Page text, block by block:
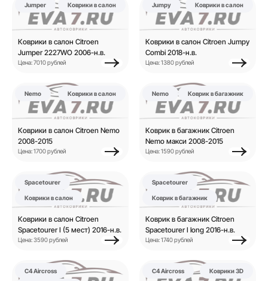
Jumper Коврики в салон
Коврики в салон Citroen
Jumper 2227WO 2006-н.в.
Цена: 7010 рублей
Jumpy Коврики в салон
Коврики в салон Citroen Jumpy
Combi 2018-н.в.
Цена: 1380 рублей
Nemo Коврики в салон
Коврики в салон Citroen Nemo
2008-2015
Цена: 1700 рублей
Nemo Коврик в багажник
Коврик в багажник Citroen
Nemo макси 2008-2015
Цена: 1590 рублей
Spacetourer
Коврики в салон
Коврики в салон Citroen
Spacetourer I (5 мест) 2016-н.в.
Цена: 3590 рублей
Spacetourer
Коврик в багажник
Коврик в багажник Citroen
Spacetourer I long 2016-н.в.
Цена: 1740 рублей
C4 Aircross C4 Aircross Коврики 3D